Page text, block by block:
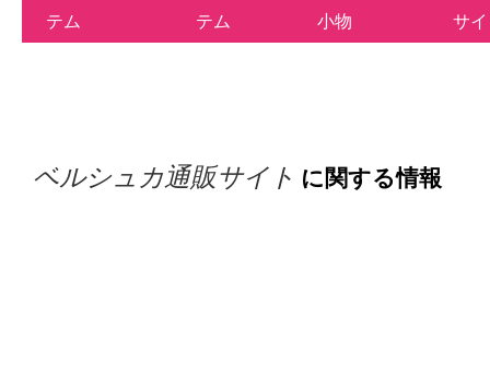
テム テム 小物 サ
ベルシュカ通販サイト に関する情報